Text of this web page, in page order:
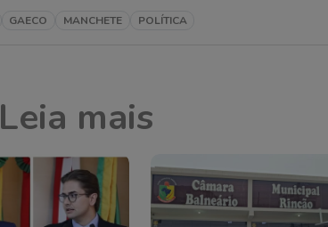
GAECO MANCHETE POLÍTICA
Leia mais